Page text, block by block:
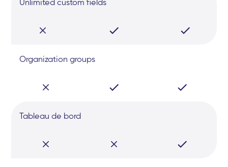
Unlimited custom fields
Organization groups
Tableau de bord